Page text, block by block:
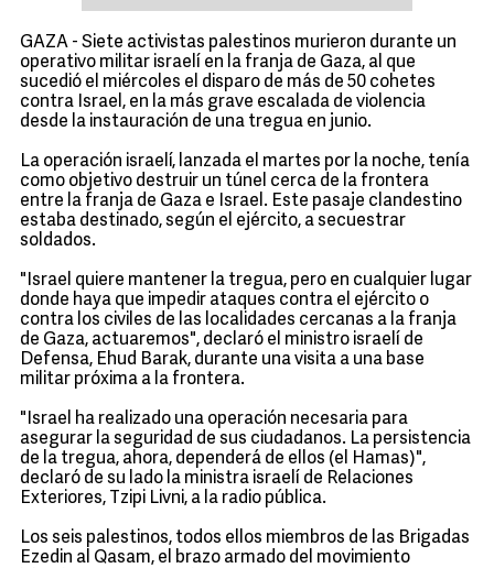
GAZA - Siete activistas palestinos murieron durante un
operativo militar israelí en la franja de Gaza, al que
sucedió el miércoles el disparo de más de 50 cohetes
contra Israel, en la más grave escalada de violencia
desde la instauración de una tregua en junio.
La operación israelí, lanzada el martes por la noche, tenía
como objetivo destruir un túnel cerca de la frontera
entre la franja de Gaza e Israel. Este pasaje clandestino
estaba destinado, según el ejército, a secuestrar
soldados.
"Israel quiere mantener la tregua, pero en cualquier lugar
donde haya que impedir ataques contra el ejército o
contra los civiles de las localidades cercanas a la franja
de Gaza, actuaremos", declaró el ministro israelí de
Defensa, Ehud Barak, durante una visita a una base
militar próxima a la frontera.
"Israel ha realizado una operación necesaria para
asegurar la seguridad de sus ciudadanos. La persistencia
de la tregua, ahora, dependerá de ellos (el Hamas)",
declaró de su lado la ministra israelí de Relaciones
Exteriores, Tzipi Livni, a la radio pública.
Los seis palestinos, todos ellos miembros de las Brigadas
Ezedin al Qasam, el brazo armado del movimiento